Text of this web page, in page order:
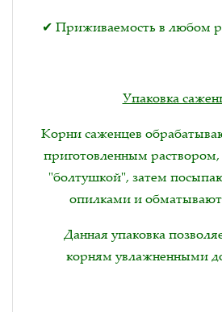
✔ Приживаемость в любом
Упаковка
Корни саженцев
приготовленным
"болтушкой", затем
опилками и
Данная упаковка
корням увлажненными